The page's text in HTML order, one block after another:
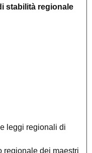
stabilità regionale
leggi regionali di
regionale dei maestri